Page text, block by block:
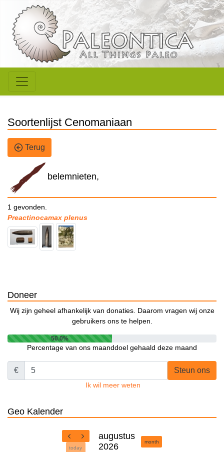
Soortenlijst Cenomaniaan
Terug
belemnieten,
1 gevonden.
Preactinocamax plenus
Doneer
Wij zijn geheel afhankelijk van donaties. Daarom vragen wij onze
gebruikers ons te helpen.
50.0%
Percentage van ons maanddoel gehaald deze maand
€ Steun ons
Ik wil meer weten
Geo Kalender
today
augustus
2026
month